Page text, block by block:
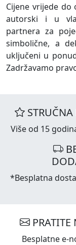
Cijene vrijede do
autorski i u
partnera za
simbolične, a
uključeni u
Zadržavamo
STRUČNA
Više od 15
*Besplatna
Besplatne e-